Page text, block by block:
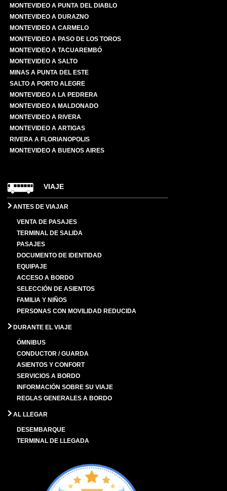
MONTEVIDEO A PUNTA DEL DIABLO
MONTEVIDEO A DURAZNO
MONTEVIDEO A CARMELO
MONTEVIDEO A PASO DE LOS TOROS
MONTEVIDEO A TACUAREMBÓ
MONTEVIDEO A SALTO
MINAS A PUNTA DEL ESTE
SALTO A PORTO ALEGRE
MONTEVIDEO A LA PEDRERA
MONTEVIDEO A MALDONADO
MONTEVIDEO A RIVERA
MONTEVIDEO A ARTIGAS
RIVERA A FLORIANOPOLIS
MONTEVIDEO A BUENOS AIRES
VIAJE
ANTES DE VIAJAR
VENTA DE PASAJES
TERMINAL DE SALIDA
PASAJES
DOCUMENTO DE IDENTIDAD
EQUIPAJE
ACCESO A BORDO
SELECCIÓN DE ASIENTOS
FAMILIA Y NIÑOS
PERSONAS CON MOVILIDAD REDUCIDA
DURANTE EL VIAJE
ÓMNIBUS
CONDUCTOR / GUARDA
ASIENTOS Y CONFORT
SERVICIOS A BORDO
INFORMACIÓN SOBRE SU VIAJE
REGLAS GENERALES A BORDO
AL LLEGAR
DESEMBARQUE
TERMINAL DE LLEGADA